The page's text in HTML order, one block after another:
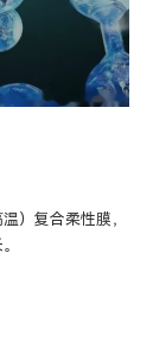
）复合柔性膜，